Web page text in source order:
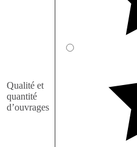
Qualité et
quantité
d’ouvrages